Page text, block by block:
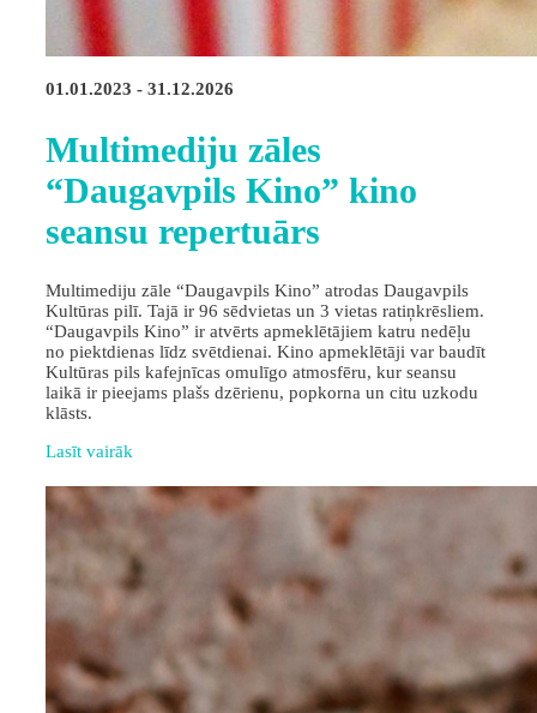
01.01.2023 - 31.12.2026
Multimediju zāles
“Daugavpils Kino” kino
seansu repertuārs
Multimediju zāle “Daugavpils Kino” atrodas Daugavpils
Kultūras pilī. Tajā ir 96 sēdvietas un 3 vietas ratiņkrēsliem.
“Daugavpils Kino” ir atvērts apmeklētājiem katru nedēļu
no piektdienas līdz svētdienai. Kino apmeklētāji var baudīt
Kultūras pils kafejnīcas omulīgo atmosfēru, kur seansu
laikā ir pieejams plašs dzērienu, popkorna un citu uzkodu
klāsts.
Lasīt vairāk